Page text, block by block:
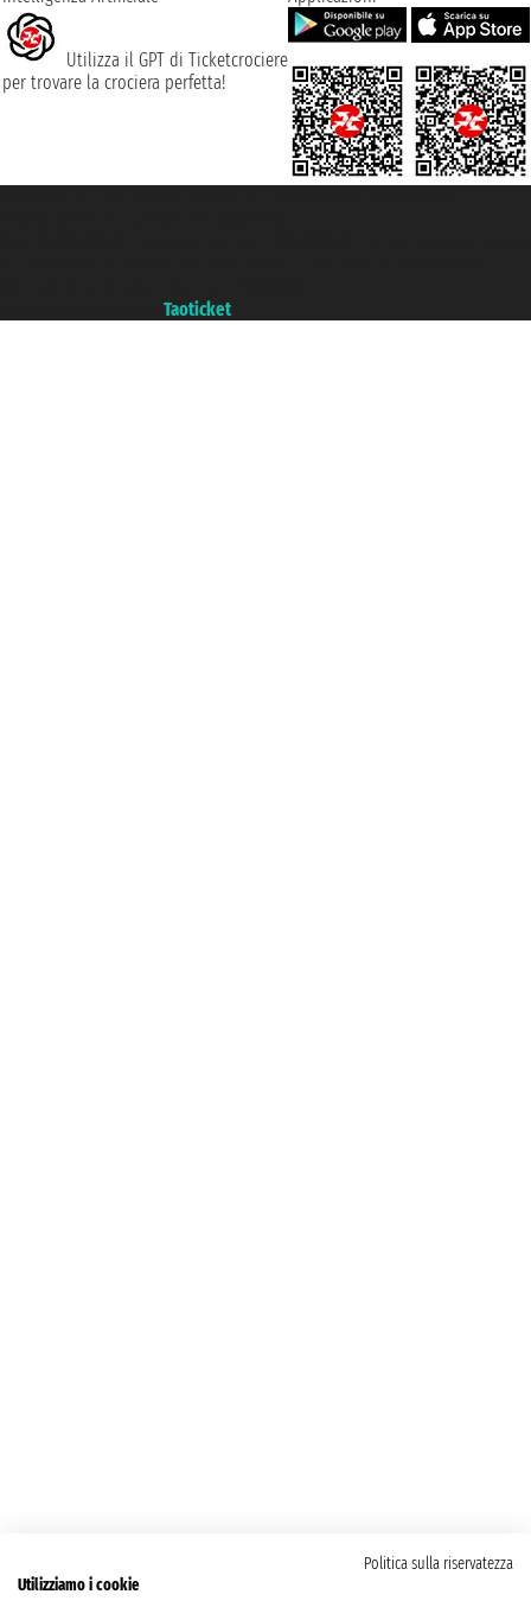
Utilizza il GPT di Ticketcrociere
per trovare la crociera perfetta!
Taoticket
Politica sulla riservatezza
Utilizziamo i cookie